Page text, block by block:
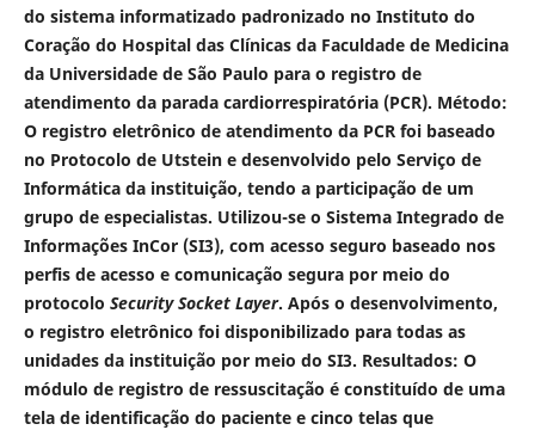
do sistema informatizado padronizado no Instituto do
Coração do Hospital das Clínicas da Faculdade de Medicina
da Universidade de São Paulo para o registro de
atendimento da parada cardiorrespiratória (PCR). Método:
O registro eletrônico de atendimento da PCR foi baseado
no Protocolo de Utstein e desenvolvido pelo Serviço de
Informática da instituição, tendo a participação de um
grupo de especialistas. Utilizou-se o Sistema Integrado de
Informações InCor (SI3), com acesso seguro baseado nos
perfis de acesso e comunicação segura por meio do
protocolo Security Socket Layer. Após o desenvolvimento,
o registro eletrônico foi disponibilizado para todas as
unidades da instituição por meio do SI3. Resultados: O
módulo de registro de ressuscitação é constituído de uma
tela de identificação do paciente e cinco telas que